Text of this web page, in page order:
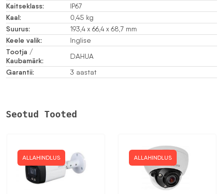
Kaitseklass: IP67
Kaal: 0,45 kg
Suurus: 193,4 x 66,4 x 68,7 mm
Keele valik: Inglise
Tootja /
Kaubamärk:
DAHUA
Garantii: 3 aastat
Seotud Tooted
ALLAHINDLUS ALLAHINDLUS